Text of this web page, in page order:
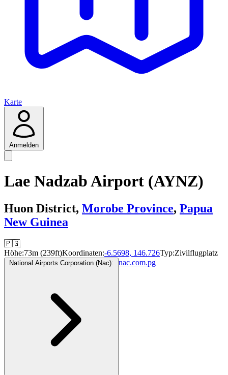
Karte
Anmelden
Lae Nadzab Airport (AYNZ)
Huon District, Morobe Province, Papua
New Guinea
🇵🇬
Höhe:73m (239ft)Koordinaten:-6.5698, 146.726Typ:Zivilflugplatz
National Airports Corporation (Nac): nac.com.pg